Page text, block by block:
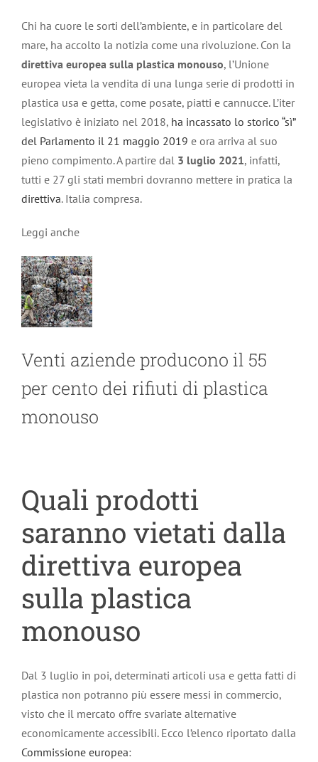
Chi ha cuore le sorti dell’ambiente, e in particolare del
mare, ha accolto la notizia come una rivoluzione. Con la
direttiva europea sulla plastica monouso, l’Unione
europea vieta la vendita di una lunga serie di prodotti in
plastica usa e getta, come posate, piatti e cannucce. L’iter
legislativo è iniziato nel 2018, ha incassato lo storico “sì”
del Parlamento il 21 maggio 2019 e ora arriva al suo
pieno compimento. A partire dal 3 luglio 2021, infatti,
tutti e 27 gli stati membri dovranno mettere in pratica la
direttiva. Italia compresa.
Leggi anche
Venti aziende producono il 55
per cento dei rifiuti di plastica
monouso
Quali prodotti
saranno vietati dalla
direttiva europea
sulla plastica
monouso
Dal 3 luglio in poi, determinati articoli usa e getta fatti di
plastica non potranno più essere messi in commercio,
visto che il mercato offre svariate alternative
economicamente accessibili. Ecco l’elenco riportato dalla
Commissione europea: